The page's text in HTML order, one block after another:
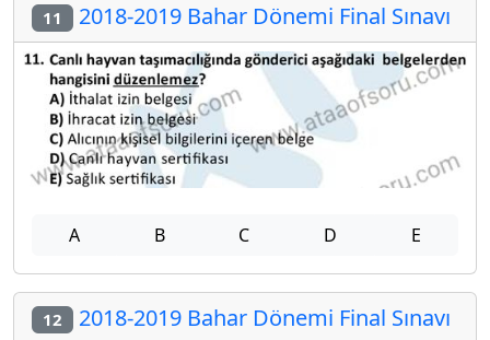
11 2018-2019 Bahar Dönemi Final Sınavı
A B C D E
12 2018-2019 Bahar Dönemi Final Sınavı